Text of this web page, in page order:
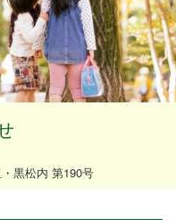
黒松内 第190号